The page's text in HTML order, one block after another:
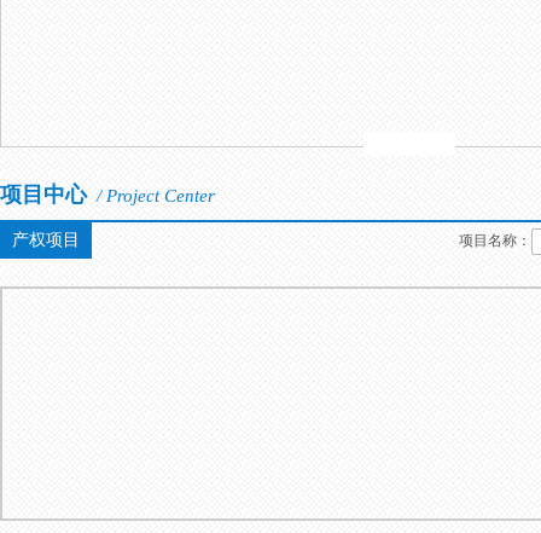
项目中心 / Project Center
产权项目 项目名称：